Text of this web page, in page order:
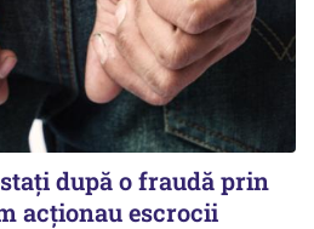
după o fraudă prin
acționau escrocii